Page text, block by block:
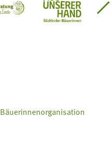
Mit Bäuerinnen lernen -
Lebensberatung für dieAus unserer